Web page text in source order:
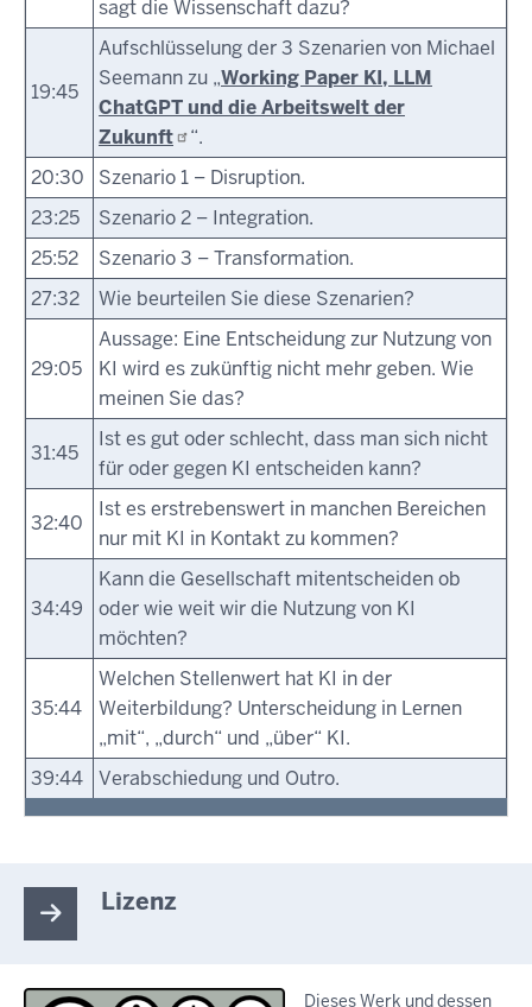
sagt die Wissenschaft dazu?
19:45
Aufschlüsselung der 3 Szenarien von Michael
Seemann zu „Working Paper KI, LLM
ChatGPT und die Arbeitswelt der
Zukunft
“.
20:30
Szenario 1 – Disruption.
23:25
Szenario 2 – Integration.
25:52
Szenario 3 – Transformation.
27:32
Wie beurteilen Sie diese Szenarien?
29:05
Aussage: Eine Entscheidung zur Nutzung von
KI wird es zukünftig nicht mehr geben. Wie
meinen Sie das?
31:45
Ist es gut oder schlecht, dass man sich nicht
für oder gegen KI entscheiden kann?
32:40
Ist es erstrebenswert in manchen Bereichen
nur mit KI in Kontakt zu kommen?
34:49
Kann die Gesellschaft mitentscheiden ob
oder wie weit wir die Nutzung von KI
möchten?
35:44
Welchen Stellenwert hat KI in der
Weiterbildung? Unterscheidung in Lernen
„mit“, „durch“ und „über“ KI.
39:44
Verabschiedung und Outro.
Lizenz
Dieses Werk und dessen